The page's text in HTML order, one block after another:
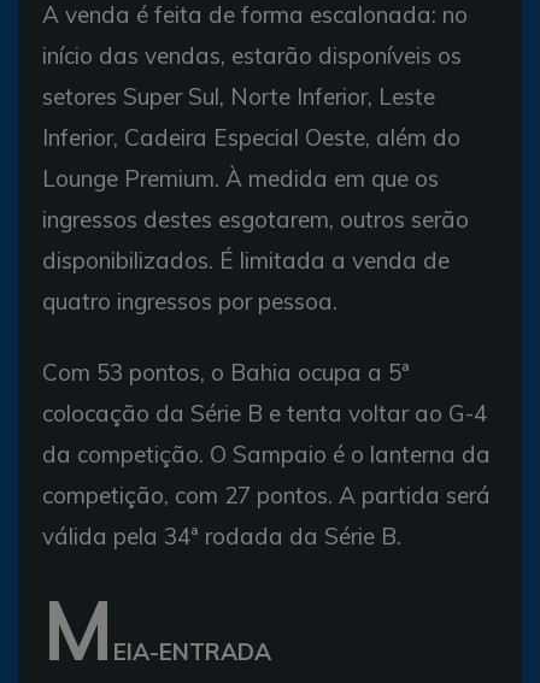
A venda é feita de forma escalonada: no
início das vendas, estarão disponíveis os
setores Super Sul, Norte Inferior, Leste
Inferior, Cadeira Especial Oeste, além do
Lounge Premium. À medida em que os
ingressos destes esgotarem, outros serão
disponibilizados. É limitada a venda de
quatro ingressos por pessoa.
Com 53 pontos, o Bahia ocupa a 5ª
colocação da Série B e tenta voltar ao G-4
da competição. O Sampaio é o lanterna da
competição, com 27 pontos. A partida será
válida pela 34ª rodada da Série B.
M EIA-ENTRADA